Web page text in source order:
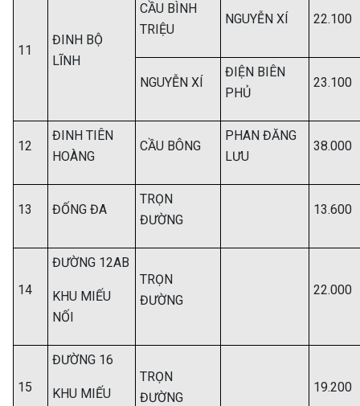
11
ĐINH BỘ
LĨNH
CẦU BÌNH
TRIỆU
NGUYỄN XÍ 22.100
NGUYỄN XÍ
ĐIỆN BIÊN
PHỦ
23.100
12
ĐINH TIÊN
HOÀNG
CẦU BÔNG
PHAN ĐĂNG
LƯU
38.000
13 ĐỐNG ĐA
TRỌN
ĐƯỜNG
13.600
14
ĐƯỜNG 12AB
KHU MIẾU
NỐI
TRỌN
ĐƯỜNG
22.000
15
ĐƯỜNG 16
KHU MIẾU
TRỌN
ĐƯỜNG
19.200